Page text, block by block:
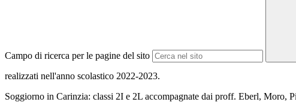
Campo di ricerca per le pagine del sito
realizzati nell'anno scolastico 2022-2023.
Soggiorno in Carinzia: classi 2I e 2L accompagnate dai proff. Eberl, Moro,